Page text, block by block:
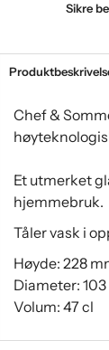
Sikre
Chef &
Et utmerket
hjemmebruk.
Tåler vask i
Høyde: 228
Diameter:
Volum: 47 cl